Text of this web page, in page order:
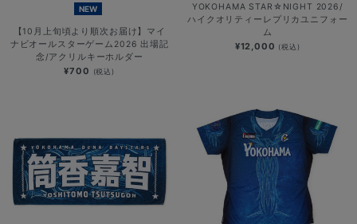
NEW
【10月上旬頃より順次お届け】マイ
ナビオールスターゲーム2026 出場記
念/アクリルキーホルダー
¥700 (税込)
YOKOHAMA STAR☆NIGHT 2026/
ハイクオリティーレプリカユニフォー
ム
¥12,000 (税込)